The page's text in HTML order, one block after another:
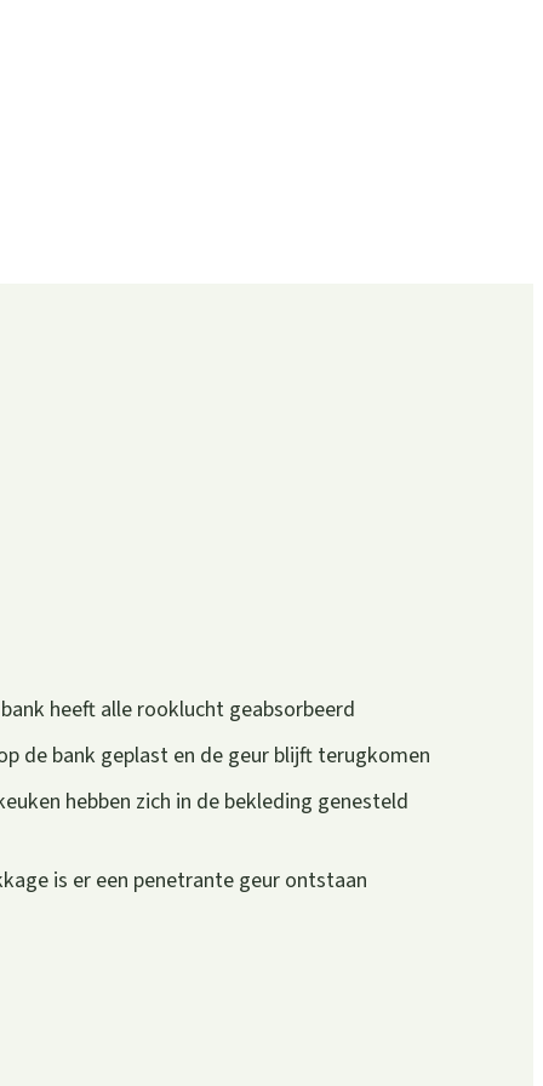
heeft alle rooklucht geabsorbeerd
de bank geplast en de geur blijft terugkomen
hebben zich in de bekleding genesteld
is er een penetrante geur ontstaan